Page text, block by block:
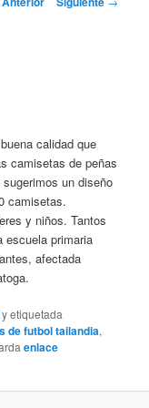
calidad que
camisetas de peñas
un diseño
camisetas.
y niños. Tantos
escuela primaria
afectada
y etiquetada
de futbol tailandia,
enlace